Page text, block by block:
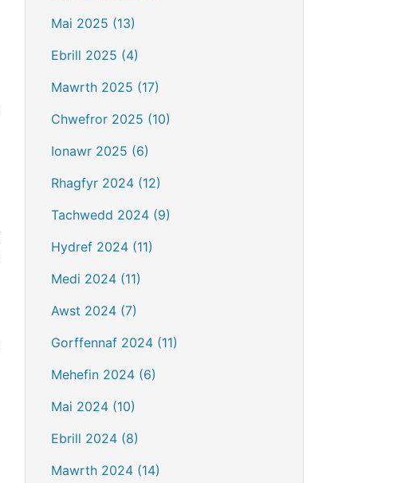
Mai 2025 (13)
Ebrill 2025 (4)
Mawrth 2025 (17)
Chwefror 2025 (10)
Ionawr 2025 (6)
Rhagfyr 2024 (12)
Tachwedd 2024 (9)
Hydref 2024 (11)
Medi 2024 (11)
Awst 2024 (7)
Gorffennaf 2024 (11)
Mehefin 2024 (6)
Mai 2024 (10)
Ebrill 2024 (8)
Mawrth 2024 (14)